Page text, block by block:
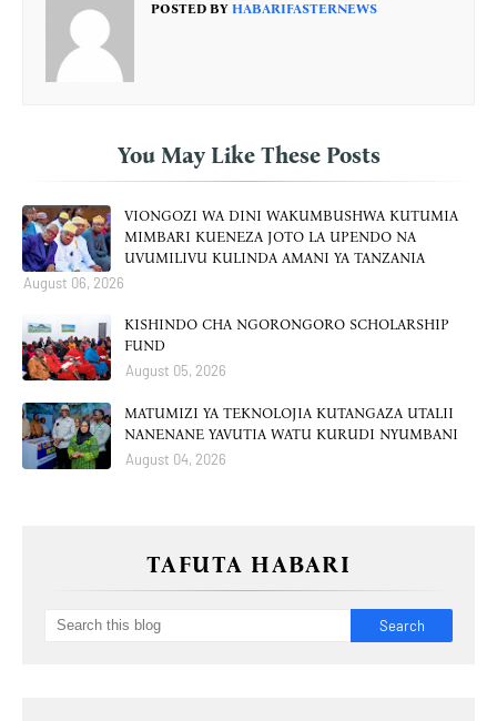
POSTED BY HABARIFASTERNEWS
You May Like These Posts
VIONGOZI WA DINI WAKUMBUSHWA KUTUMIA
MIMBARI KUENEZA JOTO LA UPENDO NA
UVUMILIVU KULINDA AMANI YA TANZANIA
August 06, 2026
KISHINDO CHA NGORONGORO SCHOLARSHIP
FUND
August 05, 2026
MATUMIZI YA TEKNOLOJIA KUTANGAZA UTALII
NANENANE YAVUTIA WATU KURUDI NYUMBANI
August 04, 2026
TAFUTA HABARI